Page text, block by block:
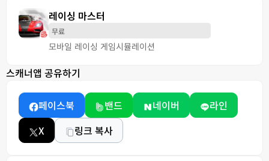
레이싱 마스터
무료
모바일 레이싱 게임시뮬레이션
스캐너앱 공유하기
페이스북 밴드 네이버
라인
X
링크 복사